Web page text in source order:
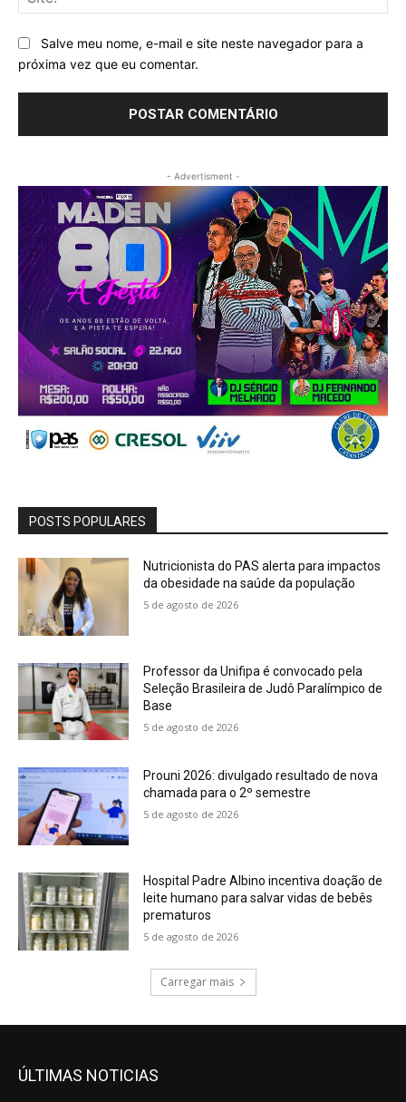
Salve meu nome, e-mail e site neste navegador para a
próxima vez que eu comentar.
- Advertisment -
POSTS POPULARES
Nutricionista do PAS alerta para impactos
da obesidade na saúde da população
5 de agosto de 2026
Professor da Unifipa é convocado pela
Seleção Brasileira de Judô Paralímpico de
Base
5 de agosto de 2026
Prouni 2026: divulgado resultado de nova
chamada para o 2º semestre
5 de agosto de 2026
Hospital Padre Albino incentiva doação de
leite humano para salvar vidas de bebês
prematuros
5 de agosto de 2026
Carregar mais
ÚLTIMAS NOTICIAS